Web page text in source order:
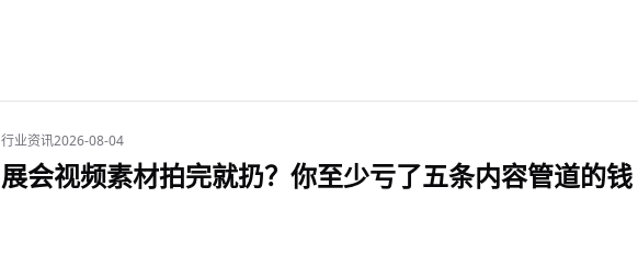
行业资讯2026-08-04
展会视频素材拍完就扔？你至少亏了五条内容管道的钱